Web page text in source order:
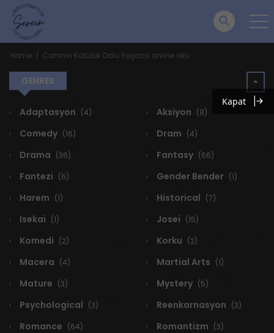
Home Caninin Kötülük Dolu Yaşamı online oku
GENRES
Adaptasyon (4) Aksiyon (8)
Comedy (16) Dram (4)
Drama (36) Fantasy (66)
Fantezi (6) Gender Bender (1)
Harem (1) Historical (7)
Isekai (1) Josei (15)
Komedi (2) Korku (2)
Macera (4) Martial Arts (1)
Mature (3) Mystery (5)
Psychological (3) Reenkarnasyon (3)
Romance (64) Romantizm (3)
Kapat